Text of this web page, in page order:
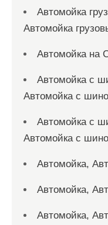
Автомойка
Автомойка
Автомойка на
Автомойка с
Автомойка с
Автомойка с
Автомойка с
Автомойка,
Автомойка,
Автомойка,